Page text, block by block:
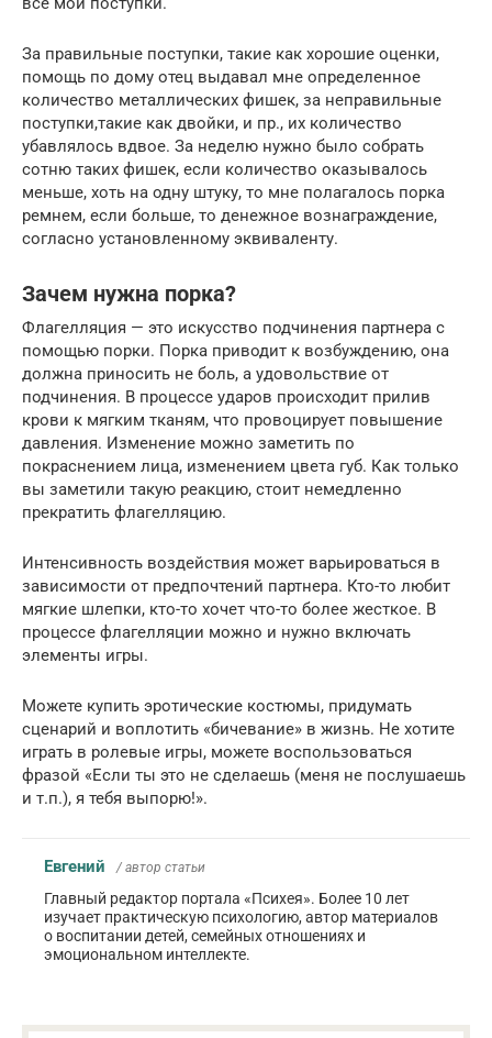
За правильные поступки, такие как хорошие оценки,
помощь по дому отец выдавал мне определенное
количество металлических фишек, за неправильные
поступки,такие как двойки, и пр., их количество
убавлялось вдвое. За неделю нужно было собрать
сотню таких фишек, если количество оказывалось
меньше, хоть на одну штуку, то мне полагалось порка
ремнем, если больше, то денежное вознаграждение,
согласно установленному эквиваленту.
Зачем нужна порка?
Флагелляция — это искусство подчинения партнера с
помощью порки. Порка приводит к возбуждению, она
должна приносить не боль, а удовольствие от
подчинения. В процессе ударов происходит прилив
крови к мягким тканям, что провоцирует повышение
давления. Изменение можно заметить по
покраснением лица, изменением цвета губ. Как только
вы заметили такую реакцию, стоит немедленно
прекратить флагелляцию.
Интенсивность воздействия может варьироваться в
зависимости от предпочтений партнера. Кто-то любит
мягкие шлепки, кто-то хочет что-то более жесткое. В
процессе флагелляции можно и нужно включать
элементы игры.
Можете купить эротические костюмы, придумать
сценарий и воплотить «бичевание» в жизнь. Не хотите
играть в ролевые игры, можете воспользоваться
фразой «Если ты это не сделаешь (меня не послушаешь
и т.п.), я тебя выпорю!».
Евгений / автор статьи
Главный редактор портала «Психея». Более 10 лет
изучает практическую психологию, автор материалов
о воспитании детей, семейных отношениях и
эмоциональном интеллекте.